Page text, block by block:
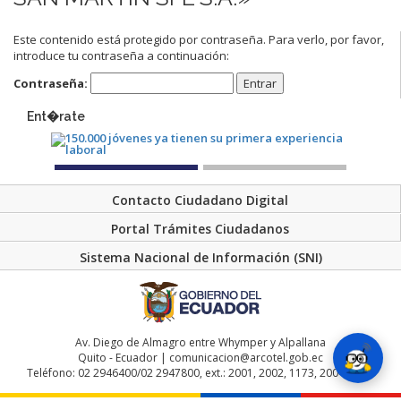
Este contenido está protegido por contraseña. Para verlo, por favor,
introduce tu contraseña a continuación:
Contraseña:
Ent�rate
Contacto Ciudadano Digital
Portal Trámites Ciudadanos
Sistema Nacional de Información (SNI)
Av. Diego de Almagro entre Whymper y Alpallana
Quito - Ecuador | comunicacion@arcotel.gob.ec
Teléfono: 02 2946400/02 2947800, ext.: 2001, 2002, 1173, 2004, 2048